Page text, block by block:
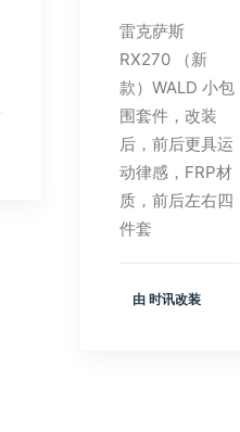
雷克萨斯
RX270 （新
款）WALD 小包
围套件，改装
后，前后更具运
动律感，FRP材
质，前后左右四
件套
由 时讯改装